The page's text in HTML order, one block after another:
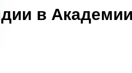
в Академии